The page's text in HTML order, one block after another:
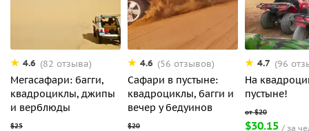
4.6 (82 отзыва)
Мегасафари: багги,
квадроциклы, джипы
и верблюды
4.6 (56 отзывов)
Сафари в пустыне:
квадроциклы, багги и
вечер у бедуинов
4.7 (96
На
пустыне!
$30.15 за